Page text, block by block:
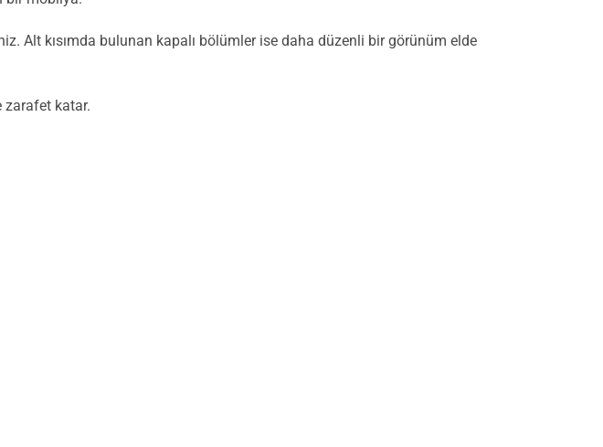
Alt kısımda bulunan kapalı bölümler ise daha düzenli bir görünüm elde
zarafet katar.